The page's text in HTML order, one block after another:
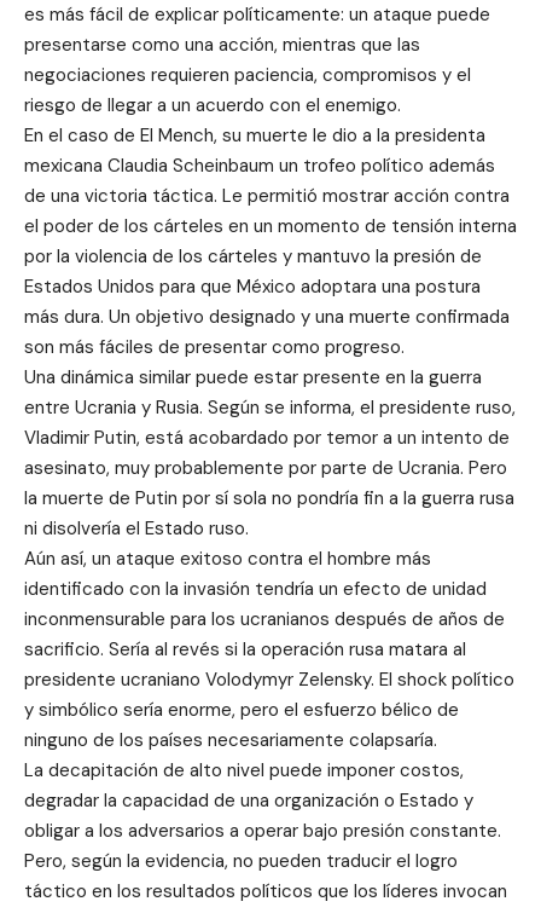
es más fácil de explicar políticamente: un ataque puede
presentarse como una acción, mientras que las
negociaciones requieren paciencia, compromisos y el
riesgo de llegar a un acuerdo con el enemigo.
En el caso de El Mench, su muerte le dio a la presidenta
mexicana Claudia Scheinbaum un trofeo político además
de una victoria táctica. Le permitió mostrar acción contra
el poder de los cárteles en un momento de tensión interna
por la violencia de los cárteles y mantuvo la presión de
Estados Unidos para que México adoptara una postura
más dura. Un objetivo designado y una muerte confirmada
son más fáciles de presentar como progreso.
Una dinámica similar puede estar presente en la guerra
entre Ucrania y Rusia. Según se informa, el presidente ruso,
Vladimir Putin, está acobardado por temor a un intento de
asesinato, muy probablemente por parte de Ucrania. Pero
la muerte de Putin por sí sola no pondría fin a la guerra rusa
ni disolvería el Estado ruso.
Aún así, un ataque exitoso contra el hombre más
identificado con la invasión tendría un efecto de unidad
inconmensurable para los ucranianos después de años de
sacrificio. Sería al revés si la operación rusa matara al
presidente ucraniano Volodymyr Zelensky. El shock político
y simbólico sería enorme, pero el esfuerzo bélico de
ninguno de los países necesariamente colapsaría.
La decapitación de alto nivel puede imponer costos,
degradar la capacidad de una organización o Estado y
obligar a los adversarios a operar bajo presión constante.
Pero, según la evidencia, no pueden traducir el logro
táctico en los resultados políticos que los líderes invocan